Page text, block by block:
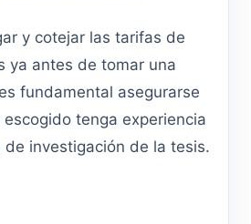
y cotejar las tarifas de
ya antes de tomar una
fundamental asegurarse
tenga experiencia
de investigación de la tesis.